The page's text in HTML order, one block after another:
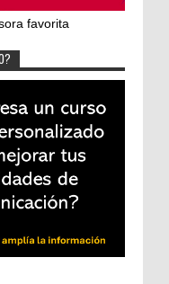
favorita